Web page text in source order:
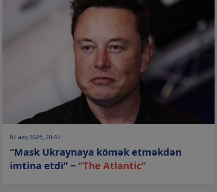
07 avq 2026, 20:47
“Mask Ukraynaya kömək etməkdən
imtina etdi” − “The Atlantic”